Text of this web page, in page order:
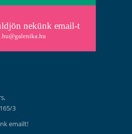
nekünk email-t
3
emailt!